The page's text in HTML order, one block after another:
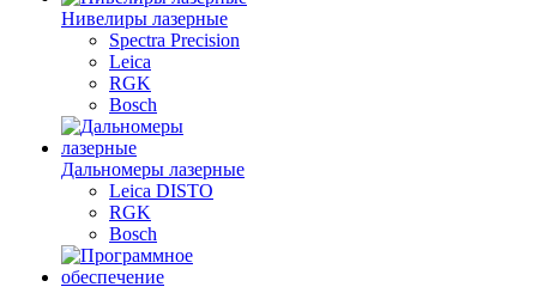
Нивелиры лазерные
Spectra Precision
Leica
RGK
Bosch
Дальномеры лазерные
Leica DISTO
RGK
Bosch